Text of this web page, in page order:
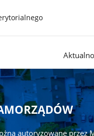
autoryzowane